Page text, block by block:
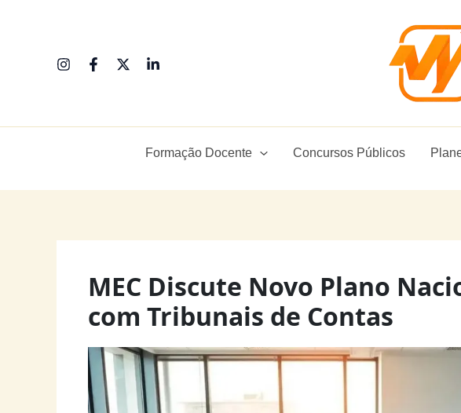
Formação Docente Concursos Públicos
MEC Discute Novo Plano
com Tribunais de Contas